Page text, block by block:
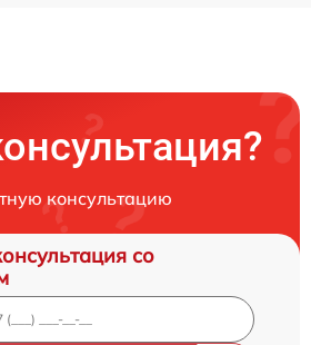
консультацию
со